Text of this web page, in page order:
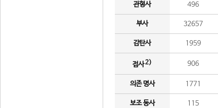
관형사 496
부사 32657
감탄사 1959
접사2) 906
의존 명사 1771
보조 동사 115